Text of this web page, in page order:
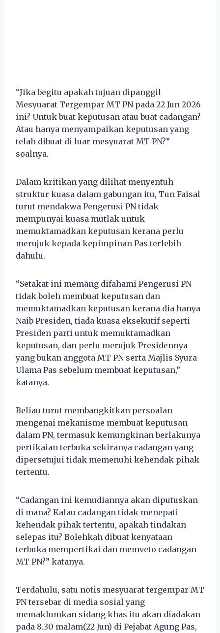
“Jika begitu apakah tujuan dipanggil
Mesyuarat Tergempar MT PN pada 22 Jun 2026
ini? Untuk buat keputusan atau buat cadangan?
Atau hanya menyampaikan keputusan yang
telah dibuat di luar mesyuarat MT PN?”
soalnya.
Dalam kritikan yang dilihat menyentuh
struktur kuasa dalam gabungan itu, Tun Faisal
turut mendakwa Pengerusi PN tidak
mempunyai kuasa mutlak untuk
memuktamadkan keputusan kerana perlu
merujuk kepada kepimpinan Pas terlebih
dahulu.
“Setakat ini memang difahami Pengerusi PN
tidak boleh membuat keputusan dan
memuktamadkan keputusan kerana dia hanya
Naib Presiden, tiada kuasa eksekutif seperti
Presiden parti untuk memuktamadkan
keputusan, dan perlu merujuk Presidennya
yang bukan anggota MT PN serta Majlis Syura
Ulama Pas sebelum membuat keputusan,”
katanya.
Beliau turut membangkitkan persoalan
mengenai mekanisme membuat keputusan
dalam PN, termasuk kemungkinan berlakunya
pertikaian terbuka sekiranya cadangan yang
dipersetujui tidak memenuhi kehendak pihak
tertentu.
“Cadangan ini kemudiannya akan diputuskan
di mana? Kalau cadangan tidak menepati
kehendak pihak tertentu, apakah tindakan
selepas itu? Bolehkah dibuat kenyataan
terbuka mempertikai dan memveto cadangan
MT PN?” katanya.
Terdahulu, satu notis mesyuarat tergempar MT
PN tersebar di media sosial yang
memaklumkan sidang khas itu akan diadakan
pada 8.30 malam(22 Jun) di Pejabat Agung Pas,